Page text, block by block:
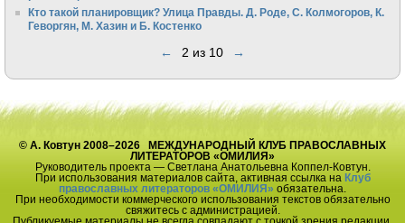
Кто такой планировщик? Улица Правды. Д. Роде, С. Колмогоров, К.
Геворгян, М. Хазин и Б. Костенко
← 2 из 10 →
© А. Ковтун 2008–2026 МЕЖДУНАРОДНЫЙ КЛУБ ПРАВОСЛАВНЫХ
ЛИТЕРАТОРОВ «ОМИЛИЯ»
Руководитель проекта — Светлана Анатольевна Коппел-Ковтун.
При использования материалов сайта, активная ссылка на Клуб
православных литераторов «ОМИЛИЯ» обязательна.
При необходимости коммерческого использования текстов обязательно
свяжитесь с администрацией.